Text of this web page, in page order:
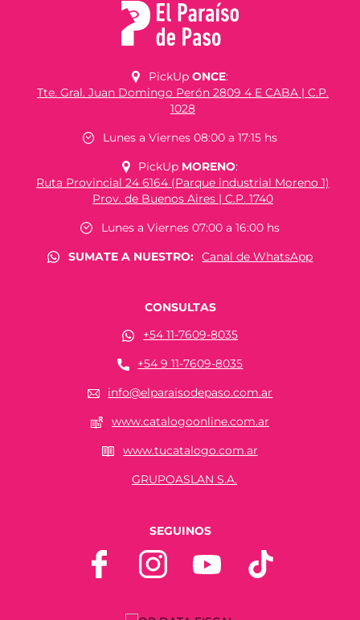
PickUp ONCE:
Tte. Gral. Juan Domingo Perón 2809 4 E CABA | C.P.
1028
Lunes a Viernes 08:00 a 17:15 hs
PickUp MORENO:
Ruta Provincial 24 6164 (Parque industrial Moreno 1)
Prov. de Buenos Aires | C.P. 1740
Lunes a Viernes 07:00 a 16:00 hs
SUMATE A NUESTRO:
Canal de WhatsApp
CONSULTAS
+54 11-7609-8035
+54 9 11-7609-8035
info@elparaisodepaso.com.ar
www.catalogoonline.com.ar
www.tucatalogo.com.ar
GRUPOASLAN S.A.
SEGUINOS